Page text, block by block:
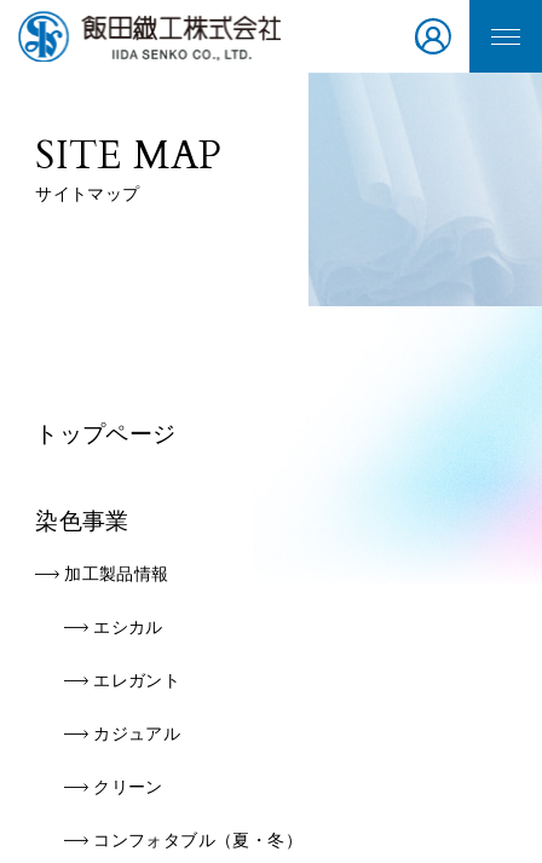
SITE MAP
サイトマップ
トップページ
染色事業
加工製品情報
エシカル
エレガント
カジュアル
クリーン
コンフォタブル（夏・冬）